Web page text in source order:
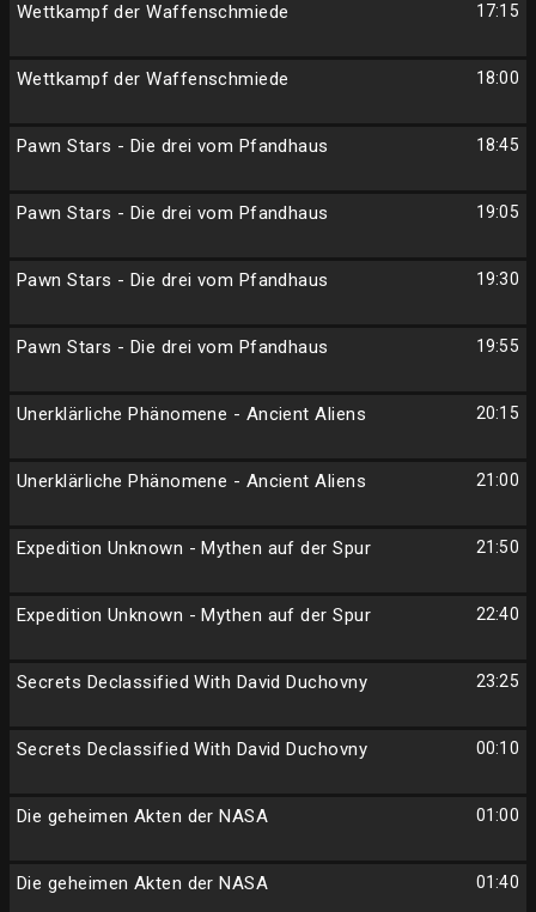
17:15
Wettkampf der Waffenschmiede
18:00
Wettkampf der Waffenschmiede
18:45
Pawn Stars - Die drei vom Pfandhaus
19:05
Pawn Stars - Die drei vom Pfandhaus
19:30
Pawn Stars - Die drei vom Pfandhaus
19:55
Pawn Stars - Die drei vom Pfandhaus
20:15
Unerklärliche Phänomene - Ancient Aliens
21:00
Unerklärliche Phänomene - Ancient Aliens
21:50
Expedition Unknown - Mythen auf der Spur
22:40
Expedition Unknown - Mythen auf der Spur
23:25
Secrets Declassified With David Duchovny
00:10
Secrets Declassified With David Duchovny
01:00
Die geheimen Akten der NASA
01:40
Die geheimen Akten der NASA